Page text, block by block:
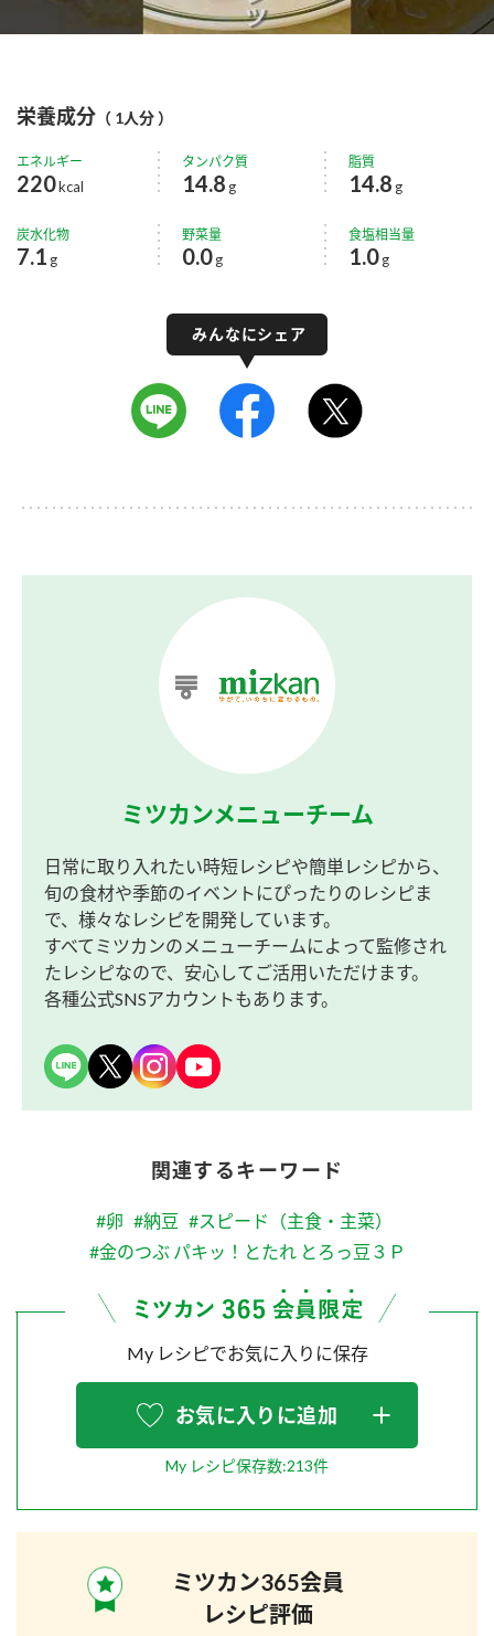
栄養成分 （ 1人分 ）
エネルギー
220kcal
タンパク質
14.8 g
脂質
14.8 g
炭水化物
7.1 g
野菜量
0.0g
食塩相当量
1.0 g
ミツカンメニューチーム
日常に取り入れたい時短レシピや簡単レシピから、
旬の食材や季節のイベントにぴったりのレシピま
で、様々なレシピを開発しています。
すべてミツカンのメニューチームによって監修され
たレシピなので、安心してご活用いただけます。
各種公式SNSアカウントもあります。
関連するキーワード
#卵 #納豆 #スピード（主食・主菜）
#金のつぶ パキッ！とたれ とろっ豆３Ｐ
My レシピでお気に入りに保存
お気に入りに追加
My レシピ保存数:213件
ミツカン365会員
レシピ評価